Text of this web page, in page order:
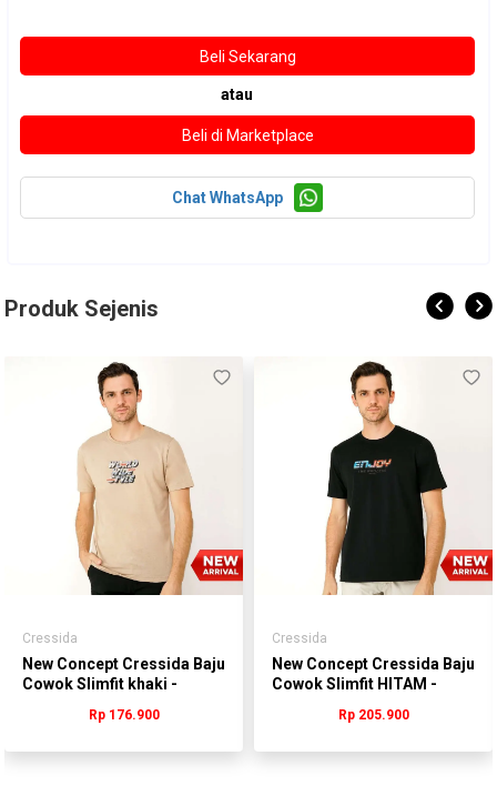
atau
Chat WhatsApp
Produk Sejenis
Cressida
New Concept Cressida Baju
Cowok Slimfit khaki -
Rp 176.900
Cressida
New Concept Cressida Baju
Cowok Slimfit HITAM -
Rp 205.900